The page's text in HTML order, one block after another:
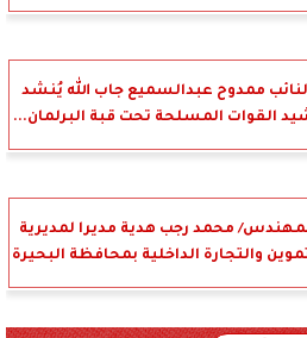
ممدوح عبدالسميع جاب الله يُنشد
القوات المسلحة تحت قبة البرلمان...
محمد رجب هدية مديرا لمديرية
والتجارة الداخلية بمحافظة البحيرة